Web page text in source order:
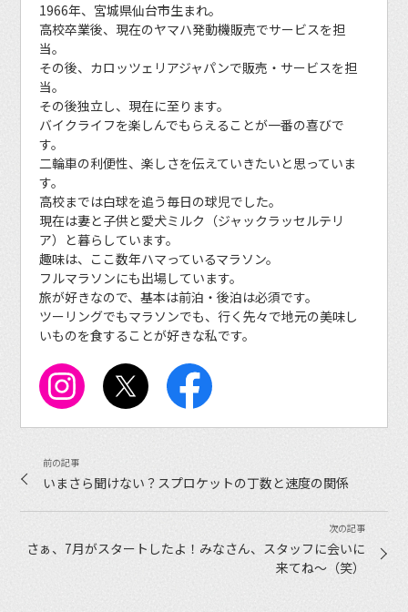
1966年、宮城県仙台市生まれ。
高校卒業後、現在のヤマハ発動機販売でサービスを担
当。
その後、カロッツェリアジャパンで販売・サービスを担
当。
その後独立し、現在に至ります。
バイクライフを楽しんでもらえることが一番の喜びで
す。
二輪車の利便性、楽しさを伝えていきたいと思っていま
す。
高校までは白球を追う毎日の球児でした。
現在は妻と子供と愛犬ミルク（ジャックラッセルテリ
ア）と暮らしています。
趣味は、ここ数年ハマっているマラソン。
フルマラソンにも出場しています。
旅が好きなので、基本は前泊・後泊は必須です。
ツーリングでもマラソンでも、行く先々で地元の美味し
いものを食することが好きな私です。
いまさら聞けない？スプロケットの丁数と速度の関係
さぁ、7月がスタートしたよ！みなさん、スタッフに会いに
来てね〜（笑）